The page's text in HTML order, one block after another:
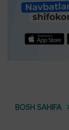
BOSH SAHIFA